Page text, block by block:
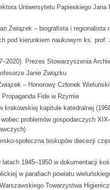
Uniwersytetu Papieskiego Jana
Związek – biografista i regionalista
pod kierunkiem naukowym ks.
Prezes Stowarzyszenia
Janie Związku
– Honorowy Członek
Fide w Rzymie
krakowskiej kapitule katedralnej
problemów gospodarczych
społeczna biskupów diecezji
latach 1945–1950 w dokumentacji
w parafiach powiatu
Towarzystwa